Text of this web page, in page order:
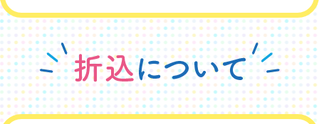
業日以降のご提出となります。
12時以降にお送りいただいた修正内容につ
きましては、翌営業日に対応させていただ
きます。
印刷日前日の18時までに校了のご連絡をお
願いいたします。なお、印刷日の14時まで
に校了のご回答がない場合は、当日の印刷
ができませんのでご注意ください。